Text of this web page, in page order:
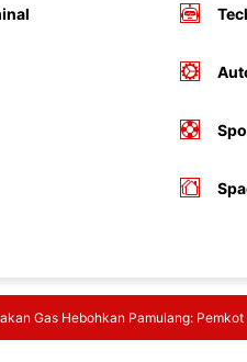
Gas Hebohkan Pamulang: